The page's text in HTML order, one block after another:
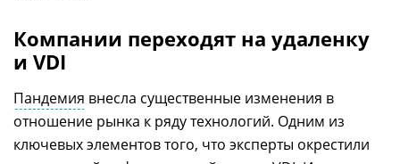
Компании переходят на удаленку
и VDI
Пандемия внесла существенные изменения в
отношение рынка к ряду технологий. Одним из
ключевых элементов того, что эксперты окрестили